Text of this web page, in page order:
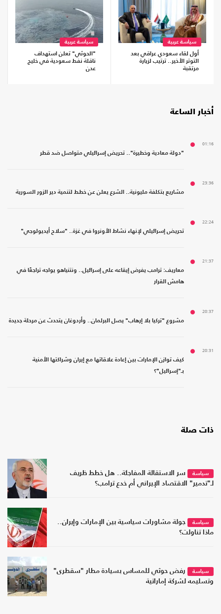
سياسة عربية
أول لقاء سعودي عراقي بعد
التوتر الأخير.. ترتيب لزيارة
مرتقبة
سياسة عربية
"الحوثي" تعلن استهداف
ناقلة نفط سعودية في خليج
عدن
أخبار الساعة
01:16
"دولة معادية وخطيرة".. تحريض إسرائيلي متواصل ضد قطر
23:36
مشاريع بتكلفة مليونية.. الشرع يعلن عن خطط لتنمية دير الزور السورية
22:24
تحريض إسرائيلي لإنهاء نشاط الأونروا في غزة.. "سلاح أيديولوجي"
21:37
معاريف: ترامب يفرض إيقاعه على إسرائيل.. ونتنياهو يواجه تراجعًا في
هامش القرار
20:37
مشروع "تركيا بلا إرهاب" يصل البرلمان.. وأردوغان يتحدث عن مرحلة جديدة
20:31
كيف توازن الإمارات بين إعادة علاقاتها مع إيران وشراكتها الأمنية
بـ"إسرائيل"؟
ذات صلة
سياسة
سر الاستقالة المفاجئة.. هل خطط ظريف
لـ"تدمير" الاقتصاد الإيراني أم خدع ترامب؟
سياسة
جولة مشاورات سياسية بين الإمارات وإيران..
ماذا تناولت؟
سياسة
رفض حوثي للمساس بسيادة مطار "سقطرى"
وتسليمه لشركة إماراتية